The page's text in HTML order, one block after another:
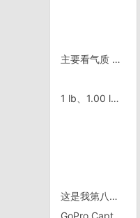
主要看气质 是什么意思？
1 lb、1.00 lb和1.000 lb的区别是什么？
这是我第八次到拉斯维加斯